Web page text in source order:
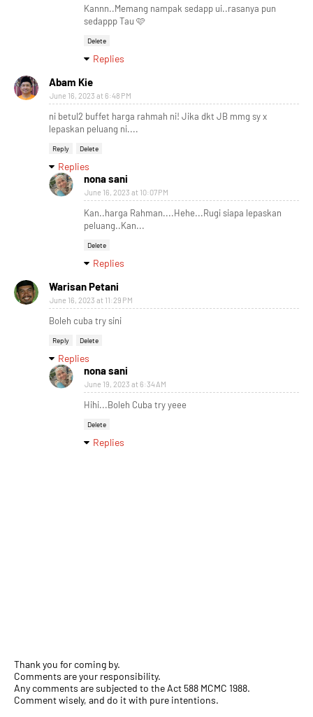
Kannn..Memang nampak sedapp ui..rasanya pun
sedappp Tau 🩷
Delete
Replies
Abam Kie
June 16, 2023 at 6:48 PM
ni betul2 buffet harga rahmah ni! Jika dkt JB mmg sy x
lepaskan peluang ni....
Reply Delete
Replies
nona sani
June 16, 2023 at 10:07 PM
Kan..harga Rahman....Hehe...Rugi siapa lepaskan
peluang..Kan...
Delete
Replies
Warisan Petani
June 16, 2023 at 11:29 PM
Boleh cuba try sini
Reply Delete
Replies
nona sani
June 19, 2023 at 6:34 AM
Hihi...Boleh Cuba try yeee
Delete
Replies
Thank you for coming by.
Comments are your responsibility.
Any comments are subjected to the Act 588 MCMC 1988.
Comment wisely, and do it with pure intentions.